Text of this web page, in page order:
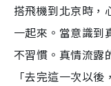
搭飛機到北京時，
一起來。當意識到
不習慣。真情流露
「去完這一次以